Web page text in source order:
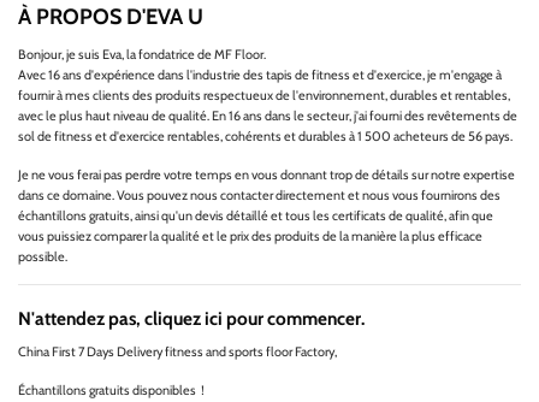
À PROPOS D'EVA U
Bonjour, je suis Eva, la fondatrice de MF Floor.
Avec 16 ans d'expérience dans l'industrie des tapis de fitness et d'exercice, je m'engage à
fournir à mes clients des produits respectueux de l'environnement, durables et rentables,
avec le plus haut niveau de qualité. En 16 ans dans le secteur, j'ai fourni des revêtements de
sol de fitness et d'exercice rentables, cohérents et durables à 1 500 acheteurs de 56 pays.
Je ne vous ferai pas perdre votre temps en vous donnant trop de détails sur notre expertise
dans ce domaine. Vous pouvez nous contacter directement et nous vous fournirons des
échantillons gratuits, ainsi qu'un devis détaillé et tous les certificats de qualité, afin que
vous puissiez comparer la qualité et le prix des produits de la manière la plus efficace
possible.
N'attendez pas, cliquez ici pour commencer.
China First 7 Days Delivery fitness and sports floor Factory,
Échantillons gratuits disponibles！